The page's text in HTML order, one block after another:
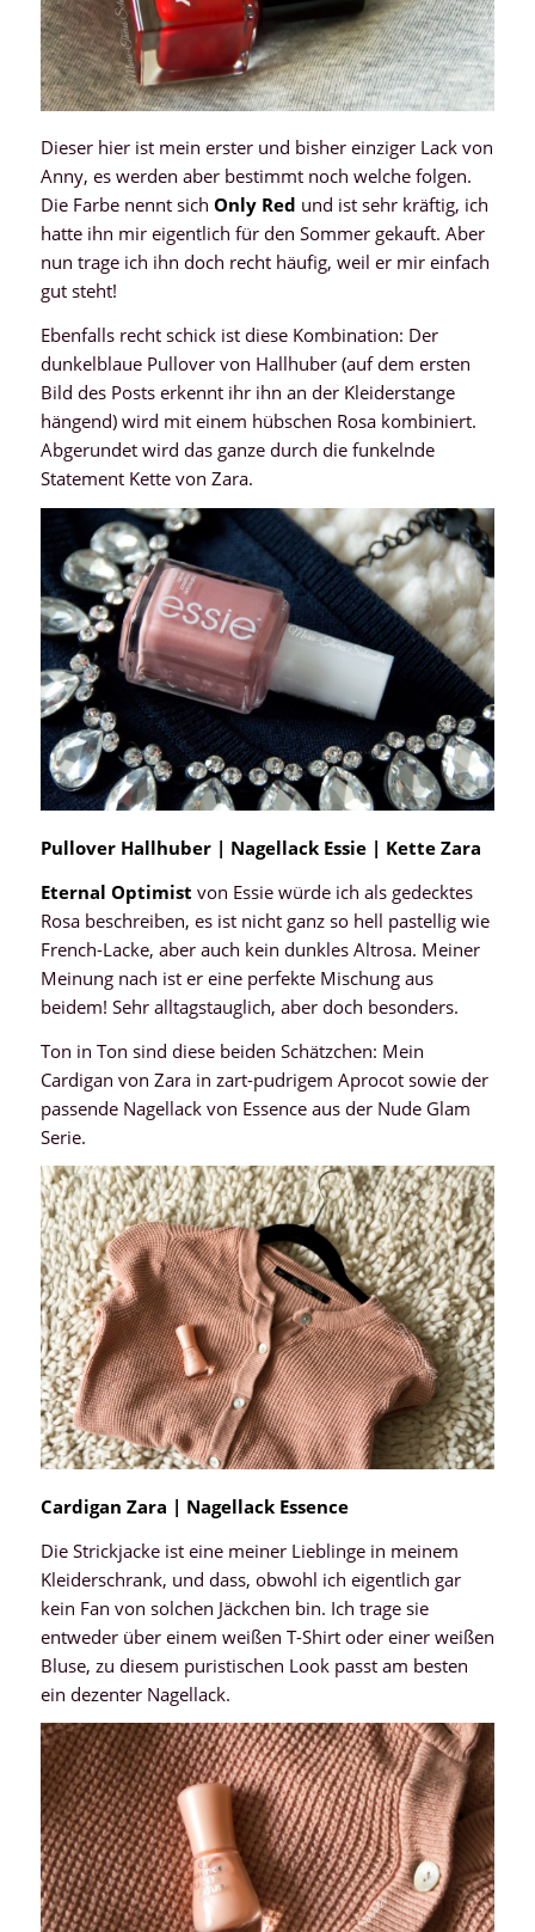
Dieser hier ist mein erster und bisher einziger Lack von
Anny, es werden aber bestimmt noch welche folgen.
Die Farbe nennt sich Only Red und ist sehr kräftig, ich
hatte ihn mir eigentlich für den Sommer gekauft. Aber
nun trage ich ihn doch recht häufig, weil er mir einfach
gut steht!
Ebenfalls recht schick ist diese Kombination: Der
dunkelblaue Pullover von Hallhuber (auf dem ersten
Bild des Posts erkennt ihr ihn an der Kleiderstange
hängend) wird mit einem hübschen Rosa kombiniert.
Abgerundet wird das ganze durch die funkelnde
Statement Kette von Zara.
Pullover Hallhuber | Nagellack Essie| Kette Zara
Eternal Optimist von Essie würde ich als gedecktes
Rosa beschreiben, es ist nicht ganz so hell pastellig wie
French-Lacke, aber auch kein dunkles Altrosa. Meiner
Meinung nach ist er eine perfekte Mischung aus
beidem! Sehr alltagstauglich, aber doch besonders.
Ton in Ton sind diese beiden Schätzchen: Mein
Cardigan von Zara in zart-pudrigem Aprocot sowie der
passende Nagellack von Essence aus der Nude Glam
Serie.
Cardigan Zara | Nagellack Essence
Die Strickjacke ist eine meiner Lieblinge in meinem
Kleiderschrank, und dass, obwohl ich eigentlich gar
kein Fan von solchen Jäckchen bin. Ich trage sie
entweder über einem weißen T-Shirt oder einer weißen
Bluse, zu diesem puristischen Look passt am besten
ein dezenter Nagellack.